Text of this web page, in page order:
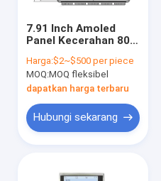
7.91 Inch Amoled
Panel Kecerahan 800
Resolution OLED
Display
Harga:$2~$500 per piece
MOQ:MOQ fleksibel
dapatkan harga terbaru
Hubungi sekarang